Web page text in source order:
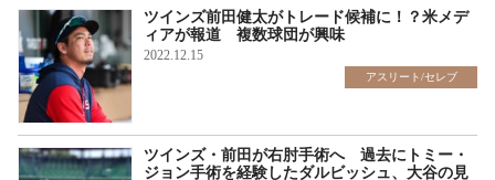
ツインズ前田健太がトレード候補に！？米メデ
ィアが報道 複数球団が興味
2022.12.15
アスリート/セレブ
ツインズ・前田が右肘手術へ 過去にトミー・
ジョン手術を経験したダルビッシュ、大谷の見